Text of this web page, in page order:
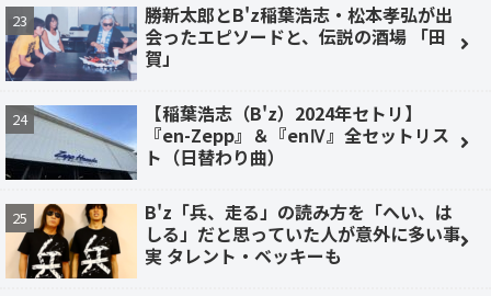
勝新太郎とB'z稲葉浩志・松本孝弘が出
会ったエピソードと、伝説の酒場 「田
賀」
【稲葉浩志（B'z）2024年セトリ】
『en-Zepp』＆『enⅣ』全セットリス
ト（日替わり曲）
B'z「兵、走る」の読み方を「へい、は
しる」だと思っていた人が意外に多い事
実 タレント・ベッキーも